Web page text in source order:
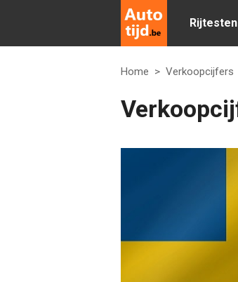
Rijtesten
Home > Verkoopcijfers